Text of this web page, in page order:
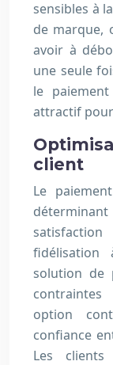
sensibles à
de marque,
avoir à
une seule
le
attractif
client
Le
solution de
option
confiance
Les